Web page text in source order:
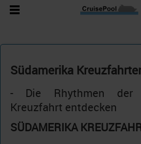
Südamerika
- Die Rhythmen der
Kreuzfahrt entdecken
SÜDAMERIKA